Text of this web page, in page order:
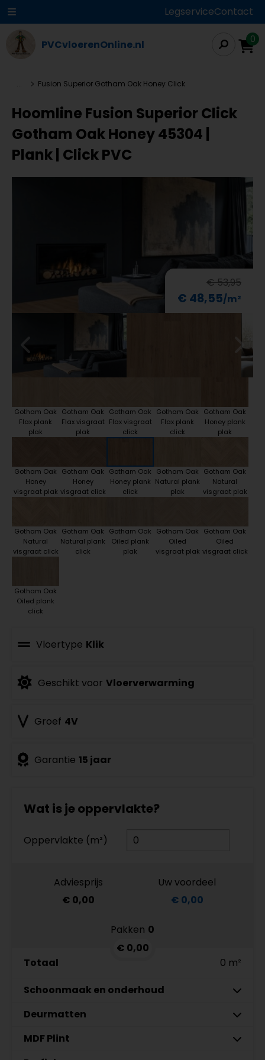
LegserviceContact
PVCvloerenOnline.nl 0
... Fusion Superior Gotham Oak Honey Click
Hoomline Fusion Superior Click
Gotham Oak Honey 45304 |
Plank | Click PVC
€ 53,95
€ 48,55
Gotham Oak
Flax plank
plak
Gotham Oak
Flax visgraat
plak
Gotham Oak
Flax visgraat
click
Gotham Oak
Flax plank
click
Gotham Oak
Honey plank
plak
Gotham Oak
Honey
visgraat plak
Gotham Oak
Honey
visgraat click
Gotham Oak
Honey plank
click
Gotham Oak
Natural plank
plak
Gotham Oak
Natural
visgraat plak
Gotham Oak
Natural
visgraat click
Gotham Oak
Natural plank
click
Gotham Oak
Oiled plank
plak
Gotham Oak
Oiled
visgraat plak
Gotham Oak
Oiled
visgraat click
Gotham Oak
Oiled plank
click
Vloertype Klik
Geschikt voor Vloerverwarming
Groef 4V
Garantie 15 jaar
Wat is je oppervlakte?
Oppervlakte (m²)
Adviesprijs
€ 0,00
Uw voordeel
€ 0,00
Pakken 0
€ 0,00
Totaal
0 m²
Schoonmaak en onderhoud
Co-Pro Schoonmaak en
€ 19,95 p/st
Aantal
Deurmatten
Gelasta Xtreme SDN carbon 99 Meter
MDF Plint